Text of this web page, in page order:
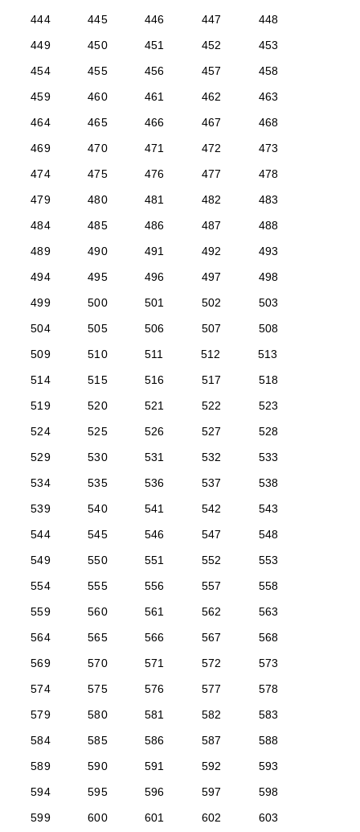
444 445 446 447
448
449
450 451 452
453
454
455 456 457
458
459
460 461 462
463
464
465 466 467
468
469
470 471 472
473
474
475 476 477
478
479
480 481 482
483
484
485 486 487
488
489
490 491 492
493
494
495 496 497
498
499
500 501 502
503
504
505 506 507
508
509
510 511 512
513
514
515 516 517
518
519
520 521 522
523
524
525 526 527
528
529
530 531 532
533
534
535 536 537
538
539
540 541 542
543
544
545 546 547
548
549
550 551 552
553
554
555 556 557
558
559
560 561 562
563
564
565 566 567
568
569
570 571 572
573
574
575 576 577
578
579
580 581 582
583
584
585 586 587
588
589
590 591 592
593
594
595 596 597
598
599
600 601 602
603